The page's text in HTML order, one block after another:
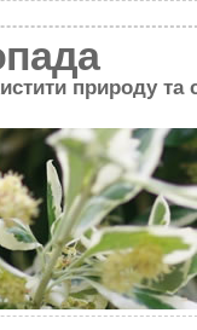
природу та